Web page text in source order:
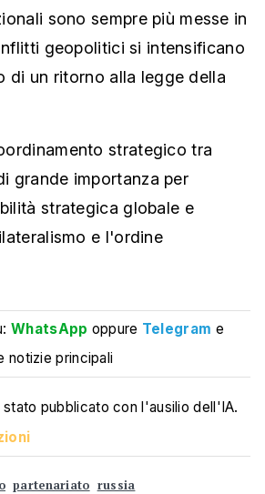
sono sempre più messe in
geopolitici si intensificano
di un ritorno alla legge della
strategico tra
grande importanza per
strategica globale e
e l'ordine
WhatsApp oppure Telegram e
notizie principali
pubblicato con l'ausilio dell'IA.
partenariato russia